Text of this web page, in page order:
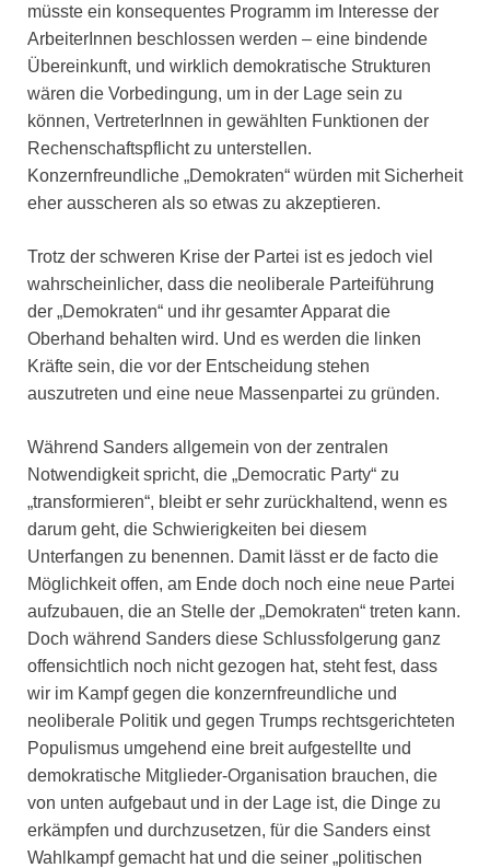
müsste ein konsequentes Programm im Interesse der
ArbeiterInnen beschlossen werden – eine bindende
Übereinkunft, und wirklich demokratische Strukturen
wären die Vorbedingung, um in der Lage sein zu
können, VertreterInnen in gewählten Funktionen der
Rechenschaftspflicht zu unterstellen.
Konzernfreundliche „Demokraten“ würden mit Sicherheit
eher ausscheren als so etwas zu akzeptieren.
Trotz der schweren Krise der Partei ist es jedoch viel
wahrscheinlicher, dass die neoliberale Parteiführung
der „Demokraten“ und ihr gesamter Apparat die
Oberhand behalten wird. Und es werden die linken
Kräfte sein, die vor der Entscheidung stehen
auszutreten und eine neue Massenpartei zu gründen.
Während Sanders allgemein von der zentralen
Notwendigkeit spricht, die „Democratic Party“ zu
„transformieren“, bleibt er sehr zurückhaltend, wenn es
darum geht, die Schwierigkeiten bei diesem
Unterfangen zu benennen. Damit lässt er de facto die
Möglichkeit offen, am Ende doch noch eine neue Partei
aufzubauen, die an Stelle der „Demokraten“ treten kann.
Doch während Sanders diese Schlussfolgerung ganz
offensichtlich noch nicht gezogen hat, steht fest, dass
wir im Kampf gegen die konzernfreundliche und
neoliberale Politik und gegen Trumps rechtsgerichteten
Populismus umgehend eine breit aufgestellte und
demokratische Mitglieder-Organisation brauchen, die
von unten aufgebaut und in der Lage ist, die Dinge zu
erkämpfen und durchzusetzen, für die Sanders einst
Wahlkampf gemacht hat und die seiner „politischen